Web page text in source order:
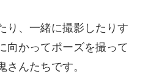
り、一緒に撮影したりす
向かってポーズを撮って
さんたちです。